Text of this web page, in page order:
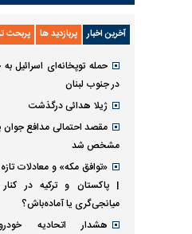
آخرین اخبار پربازدید ها پربحث
حمله توپخانه‌ای اسرائیل
در جنوب لبنان
ژیلا هدائی درگذشت
مقصد احتمالی مدافع جوان
مشخص شد
«توافق مکه» و معادلات تازه
| پاکستان و ترکیه در کنار
میانجی‌گری یا آماده‌باش؟
هشدار اتحادیه